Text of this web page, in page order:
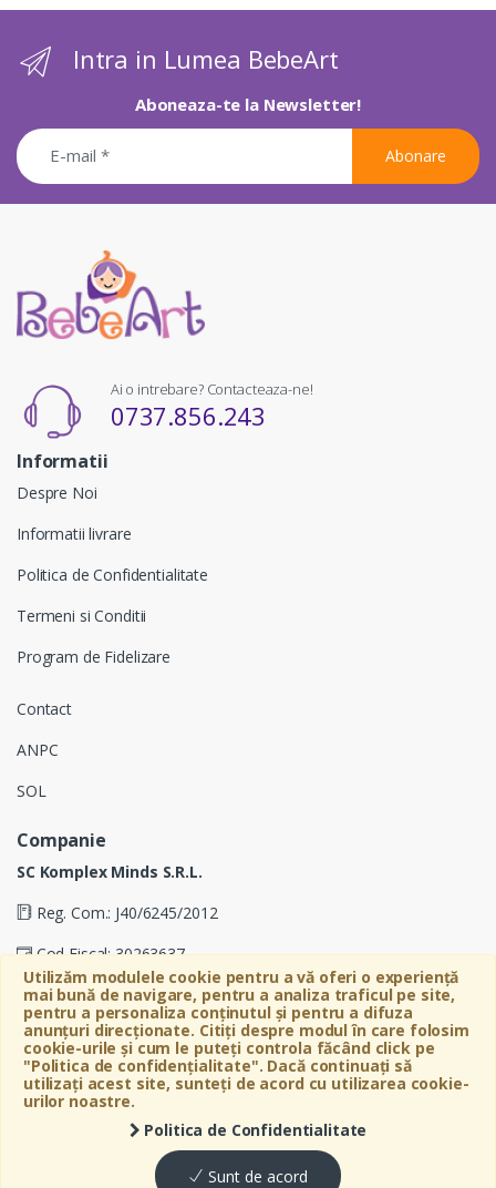
Utilizăm modulele cookie pentru a vă oferi o experiență
mai bună de navigare, pentru a analiza traficul pe site,
pentru a personaliza conținutul și pentru a difuza
anunțuri direcționate. Citiți despre modul în care folosim
cookie-urile și cum le puteți controla făcând click pe
"Politica de confidențialitate". Dacă continuați să
utilizați acest site, sunteți de acord cu utilizarea cookie-
urilor noastre.
Politica de Confidentialitate
Sunt de acord
Intra in Lumea BebeArt
Aboneaza-te la Newsletter!
Abonare
Ai o intrebare? Contacteaza-ne!
0737.856.243
Informatii
Despre Noi
Informatii livrare
Politica de Confidentialitate
Termeni si Conditii
Program de Fidelizare
Contact
ANPC
SOL
Companie
SC Komplex Minds S.R.L.
Reg. Com.: J40/6245/2012
Cod Fiscal: 30263637
Soseaua Virtutii 19D, Etaj 4, Biroul A, Sector 6, Bucuresti
- All Rights Reserved